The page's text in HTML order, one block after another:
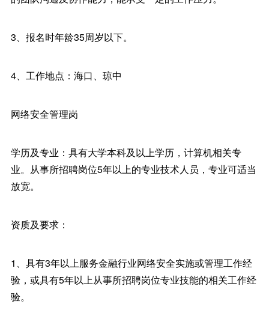
3、报名时年龄35周岁以下。
4、工作地点：海口、琼中
网络安全管理岗
学历及专业：具有大学本科及以上学历，计算机相关专
业。从事所招聘岗位5年以上的专业技术人员，专业可适当
放宽。
资质及要求：
1、具有3年以上服务金融行业网络安全实施或管理工作经
验，或具有5年以上从事所招聘岗位专业技能的相关工作经
验。